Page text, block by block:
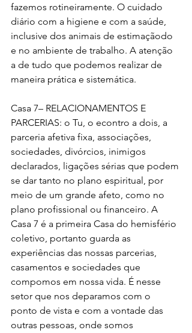
fazemos rotineiramente. O cuidado
diário com a higiene e com a saúde,
inclusive dos animais de estimaçãodo
e no ambiente de trabalho. A atenção
a de tudo que podemos realizar de
maneira prática e sistemática.
Casa 7– RELACIONAMENTOS E
PARCERIAS: o Tu, o econtro a dois, a
parceria afetiva fixa, associações,
sociedades, divórcios, inimigos
declarados, ligações sérias que podem
se dar tanto no plano espiritual, por
meio de um grande afeto, como no
plano profissional ou financeiro. A
Casa 7 é a primeira Casa do hemisfério
coletivo, portanto guarda as
experiências das nossas parcerias,
casamentos e sociedades que
compomos em nossa vida. É nesse
setor que nos deparamos com o
ponto de vista e com a vontade das
outras pessoas, onde somos